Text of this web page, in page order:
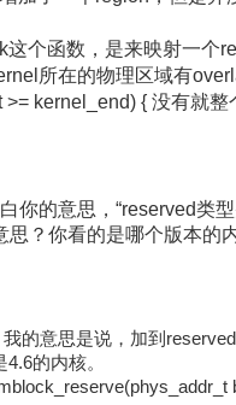
个函数，是来映射一个
所在的物理区域有
>= kernel_end) { 没有就
你的意思，“reserved类
思？你看的是哪个版本的
的意思是说，加到
的内核。